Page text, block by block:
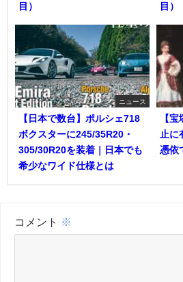
目）
目）
ニュース
【日本で数台】ポルシェ718
ボクスターに245/35R20・
305/30R20を装着｜日本でも
希少なワイド仕様とは
【
止に
憑依
コメント ※